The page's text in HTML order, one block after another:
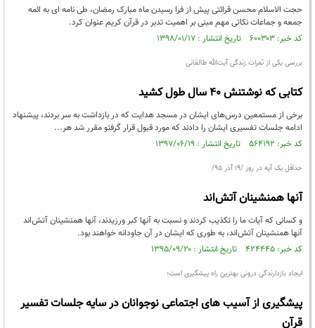
حجت الاسلام محسن قرائتی پیش از فرا رسیدن ماه مبارک رمضان، طی نامه ای به ائمه
جمعه و جماعات نکاتی مهم مبنی بر اهمیت تدبر در قرآن کریم عنوان کرد.
کد خبر: ۶۰۰۳۰۳ تاریخ انتشار : ۱۳۹۸/۰۱/۱۷
بررسی یکی از ثمرات زندگی آیت‌الله طالقانی
کتابی که نوشتنش 40 سال طول کشید
برخى از مستمعين درس‌هاى ايشان در مسجد هدايت كه در بازداشت به سر بردند، پيشنهاد
ادامه جلسات تفسیری ایشان را دادند كه مورد قبول قرار گرفتو مقرر شد هر...
کد خبر: ۵۶۴۱۹۲ تاریخ انتشار : ۱۳۹۷/۰۶/۱۹
حداقل یک آیه در روز /19 آذر 95/
آنها همنشینان آتش‌اند
و کسانی که آیات ما را تکذیب کردند و نسبت به آنها کبر ورزیدند، آنها همنشینان آتش‌اند
آنها همنشینان آتش‌اند، به طوری که ایشان در آن جاودانه خواهند بود.
کد خبر: ۴۲۴۴۴۵ تاریخ انتشار : ۱۳۹۵/۰۹/۲۰
ایجاد بازدارندگی درونی بهترین راه پیشگیری است؛
پیشگیری از آسیب های اجتماعی نوجوانان در سایه جلسات تفسیر
قرآن